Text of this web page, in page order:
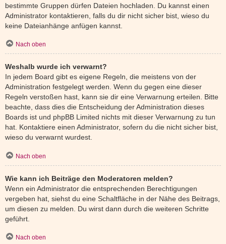
bestimmte Gruppen dürfen Dateien hochladen. Du kannst einen
Administrator kontaktieren, falls du dir nicht sicher bist, wieso du
keine Dateianhänge anfügen kannst.
Nach oben
Weshalb wurde ich verwarnt?
In jedem Board gibt es eigene Regeln, die meistens von der
Administration festgelegt werden. Wenn du gegen eine dieser
Regeln verstoßen hast, kann sie dir eine Verwarnung erteilen. Bitte
beachte, dass dies die Entscheidung der Administration dieses
Boards ist und phpBB Limited nichts mit dieser Verwarnung zu tun
hat. Kontaktiere einen Administrator, sofern du die nicht sicher bist,
wieso du verwarnt wurdest.
Nach oben
Wie kann ich Beiträge den Moderatoren melden?
Wenn ein Administrator die entsprechenden Berechtigungen
vergeben hat, siehst du eine Schaltfläche in der Nähe des Beitrags,
um diesen zu melden. Du wirst dann durch die weiteren Schritte
geführt.
Nach oben